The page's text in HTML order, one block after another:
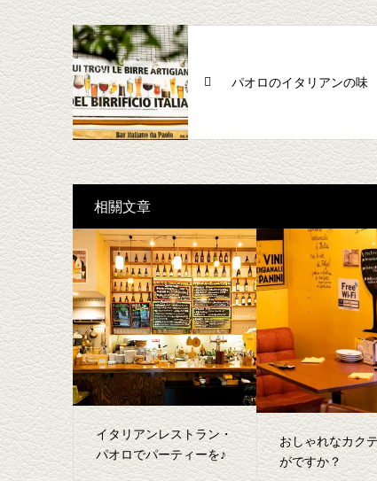
パオロのイタリアンの味
相關文章
イタリアンレストラン・
パオロでパーティーを♪
おしゃれなカク
がですか？